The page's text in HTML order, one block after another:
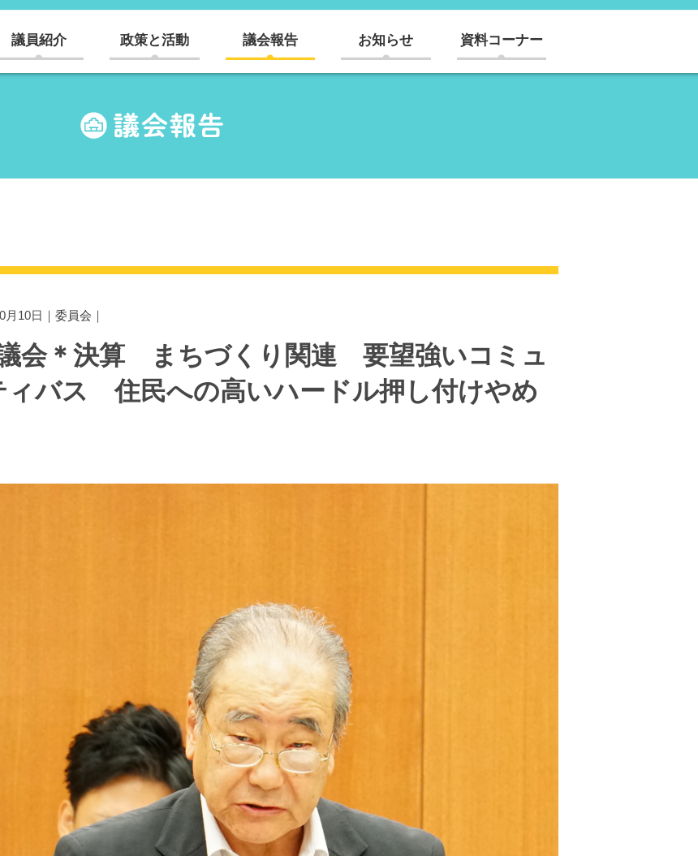
議員紹介 政策と活動 議会報告 お知らせ 資料コーナー
月10日｜ 委員会 ｜
会＊決算 まちづくり関連 要望強いコミュ
ィバス 住民への高いハードル押し付けやめ